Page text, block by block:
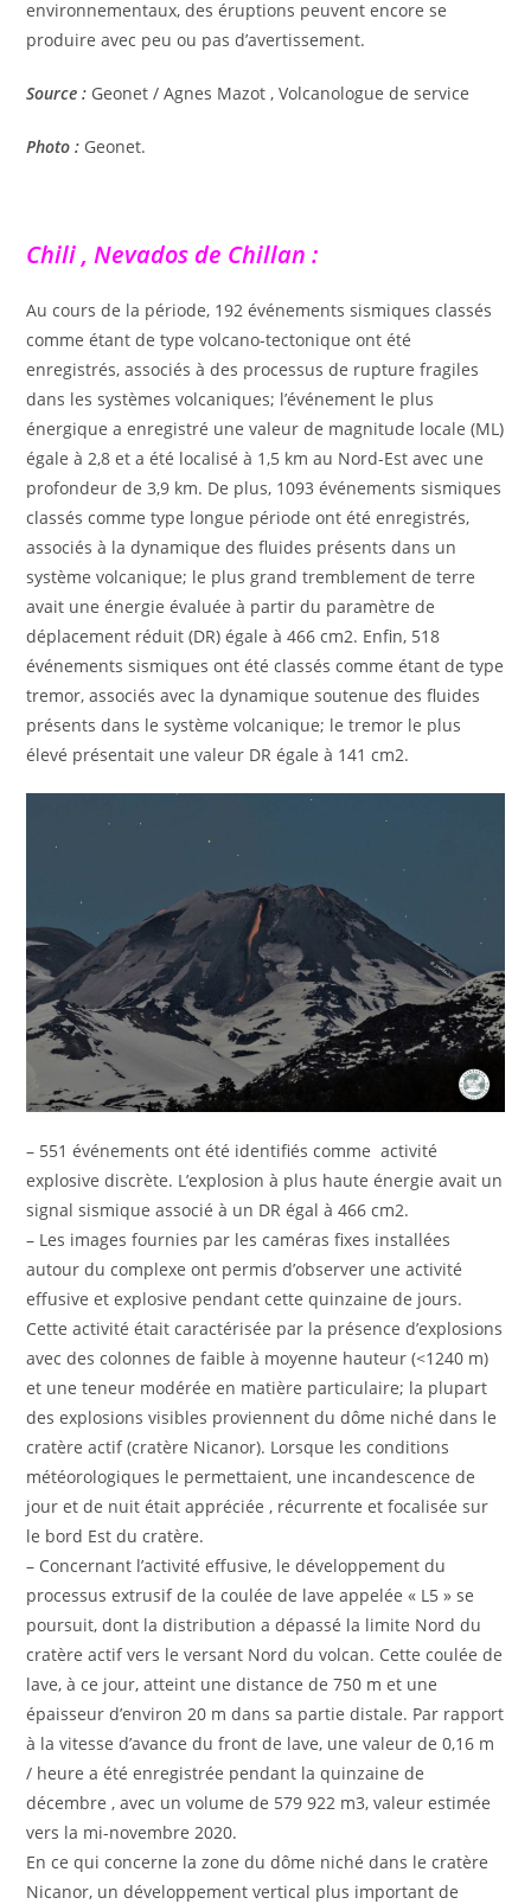
environnementaux, des éruptions peuvent encore se
produire avec peu ou pas d’avertissement.
Source : Geonet / Agnes Mazot , Volcanologue de service
Photo : Geonet.
Chili , Nevados de Chillan :
Au cours de la période, 192 événements sismiques classés
comme étant de type volcano-tectonique ont été
enregistrés, associés à des processus de rupture fragiles
dans les systèmes volcaniques; l’événement le plus
énergique a enregistré une valeur de magnitude locale (ML)
égale à 2,8 et a été localisé à 1,5 km au Nord-Est avec une
profondeur de 3,9 km. De plus, 1093 événements sismiques
classés comme type longue période ont été enregistrés,
associés à la dynamique des fluides présents dans un
système volcanique; le plus grand tremblement de terre
avait une énergie évaluée à partir du paramètre de
déplacement réduit (DR) égale à 466 cm2. Enfin, 518
événements sismiques ont été classés comme étant de type
tremor, associés avec la dynamique soutenue des fluides
présents dans le système volcanique; le tremor le plus
élevé présentait une valeur DR égale à 141 cm2.
– 551 événements ont été identifiés comme activité
explosive discrète. L’explosion à plus haute énergie avait un
signal sismique associé à un DR égal à 466 cm2.
– Les images fournies par les caméras fixes installées
autour du complexe ont permis d’observer une activité
effusive et explosive pendant cette quinzaine de jours.
Cette activité était caractérisée par la présence d’explosions
avec des colonnes de faible à moyenne hauteur (<1240 m)
et une teneur modérée en matière particulaire; la plupart
des explosions visibles proviennent du dôme niché dans le
cratère actif (cratère Nicanor). Lorsque les conditions
météorologiques le permettaient, une incandescence de
jour et de nuit était appréciée , récurrente et focalisée sur
le bord Est du cratère.
– Concernant l’activité effusive, le développement du
processus extrusif de la coulée de lave appelée « L5 » se
poursuit, dont la distribution a dépassé la limite Nord du
cratère actif vers le versant Nord du volcan. Cette coulée de
lave, à ce jour, atteint une distance de 750 m et une
épaisseur d’environ 20 m dans sa partie distale. Par rapport
à la vitesse d’avance du front de lave, une valeur de 0,16 m
/ heure a été enregistrée pendant la quinzaine de
décembre , avec un volume de 579 922 m3, valeur estimée
vers la mi-novembre 2020.
En ce qui concerne la zone du dôme niché dans le cratère
Nicanor, un développement vertical plus important de